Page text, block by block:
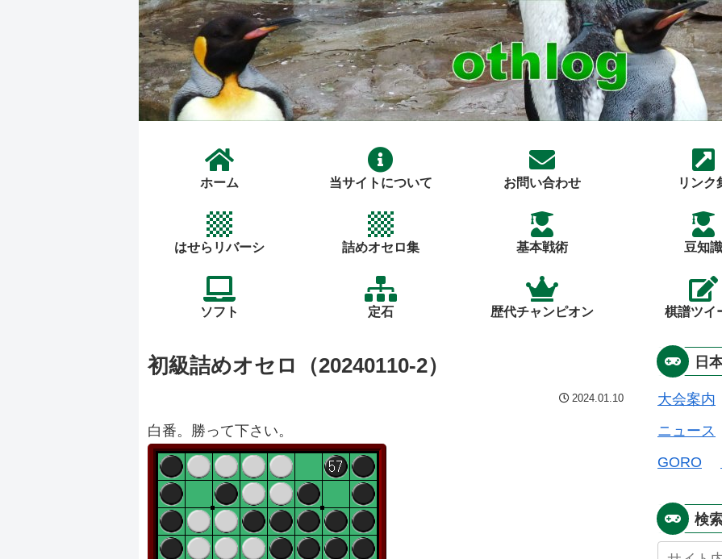
ホーム 当サイトについて お問い合わせ リンク
はせらリバーシ 詰めオセロ集 基本戦術 豆知識
ソフト 定石 歴代チャンピオン 棋譜ツイ
初級詰めオセロ（20240110-2）
2024.01.10
白番。勝って下さい。
日
大会案内
ニュース
GORO
検